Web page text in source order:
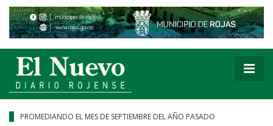
PROMEDIANDO EL MES DE SEPTIEMBRE DEL AÑO PASADO